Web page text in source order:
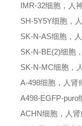
IMR-32细胞，人
SH-5Y5Y细胞，
SK-N-AS细胞，
SK-N-BE(2)细胞
SK-N-MC细胞，
A-498细胞，人肾
A498-EGFP-puro
ACHN细胞，人